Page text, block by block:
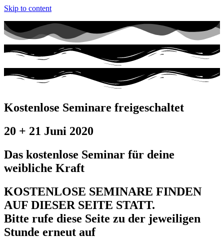
Skip to content
Kostenlose Seminare freigeschaltet
20 + 21 Juni 2020
Das kostenlose Seminar für deine
weibliche Kraft
KOSTENLOSE SEMINARE FINDEN
AUF DIESER SEITE STATT.
Bitte rufe diese Seite zu der jeweiligen
Stunde erneut auf